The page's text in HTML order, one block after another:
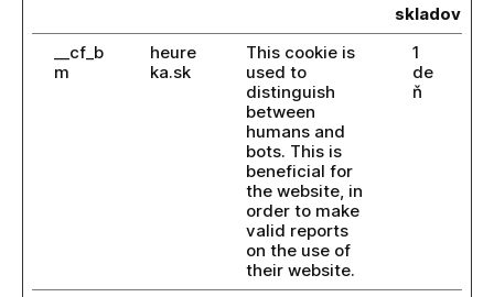
skladovania
__cf_b
m
heure
ka.sk
This cookie is
used to
distinguish
between
humans and
bots. This is
beneficial for
the website, in
order to make
valid reports
on the use of
their website.
1
de
ň